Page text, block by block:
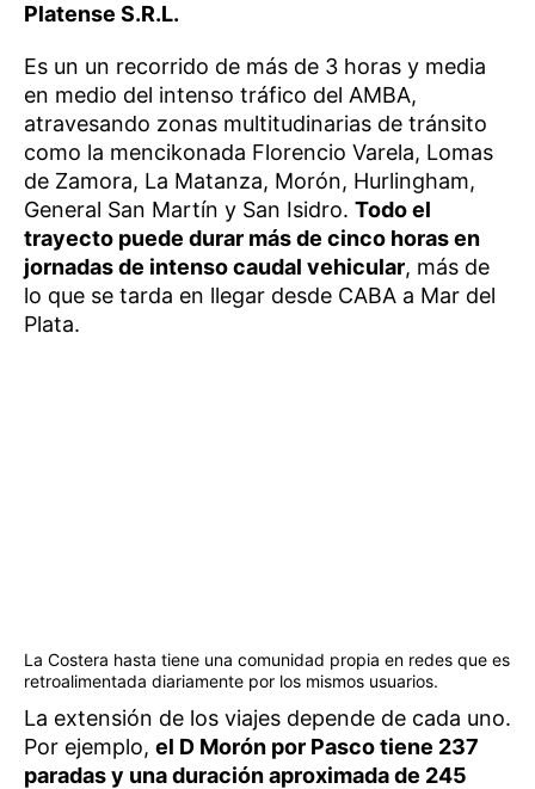
Platense S.R.L.
Es un un recorrido de más de 3 horas y media
en medio del intenso tráfico del AMBA,
atravesando zonas multitudinarias de tránsito
como la mencikonada Florencio Varela, Lomas
de Zamora, La Matanza, Morón, Hurlingham,
General San Martín y San Isidro. Todo el
trayecto puede durar más de cinco horas en
jornadas de intenso caudal vehicular, más de
lo que se tarda en llegar desde CABA a Mar del
Plata.
La Costera hasta tiene una comunidad propia en redes que es
retroalimentada diariamente por los mismos usuarios.
La extensión de los viajes depende de cada uno.
Por ejemplo, el D Morón por Pasco tiene 237
paradas y una duración aproximada de 245